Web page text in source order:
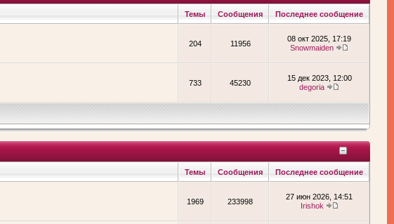
Темы Сообщения Последнее сообщение
204 11956
08 окт 2025, 17:19
Snowmaiden
733 45230
15 дек 2023, 12:00
degoria
Темы Сообщения Последнее сообщение
1969 233998
27 июн 2026, 14:51
Irishok